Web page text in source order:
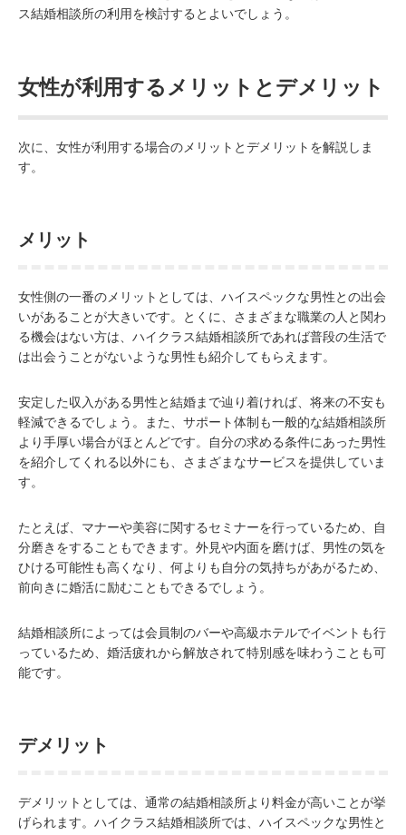
ス結婚相談所の利用を検討するとよいでしょう。
女性が利用するメリットとデメリット
次に、女性が利用する場合のメリットとデメリットを解説しま
す。
メリット
女性側の一番のメリットとしては、ハイスペックな男性との出会
いがあることが大きいです。とくに、さまざまな職業の人と関わ
る機会はない方は、ハイクラス結婚相談所であれば普段の生活で
は出会うことがないような男性も紹介してもらえます。
安定した収入がある男性と結婚まで辿り着ければ、将来の不安も
軽減できるでしょう。また、サポート体制も一般的な結婚相談所
より手厚い場合がほとんどです。自分の求める条件にあった男性
を紹介してくれる以外にも、さまざまなサービスを提供していま
す。
たとえば、マナーや美容に関するセミナーを行っているため、自
分磨きをすることもできます。外見や内面を磨けば、男性の気を
ひける可能性も高くなり、何よりも自分の気持ちがあがるため、
前向きに婚活に励むこともできるでしょう。
結婚相談所によっては会員制のバーや高級ホテルでイベントも行
っているため、婚活疲れから解放されて特別感を味わうことも可
能です。
デメリット
デメリットとしては、通常の結婚相談所より料金が高いことが挙
げられます。ハイクラス結婚相談所では、ハイスペックな男性と